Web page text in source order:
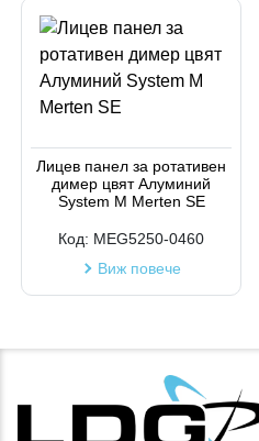
Лицев панел за ротативен
димер цвят Алуминий
System M Merten SE
Код: MEG5250-0460
Виж повече